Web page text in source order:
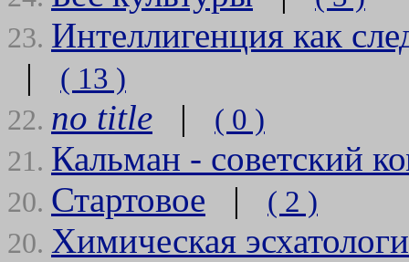
23. Интеллигенция как
|
( 13 )
22. no title | ( 0 )
21. Кальман - советский
20. Стартовое | ( 2 )
20. Химическая